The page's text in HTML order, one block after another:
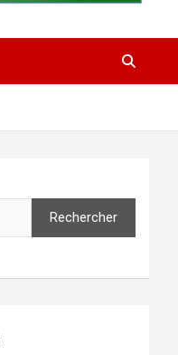
Rechercher